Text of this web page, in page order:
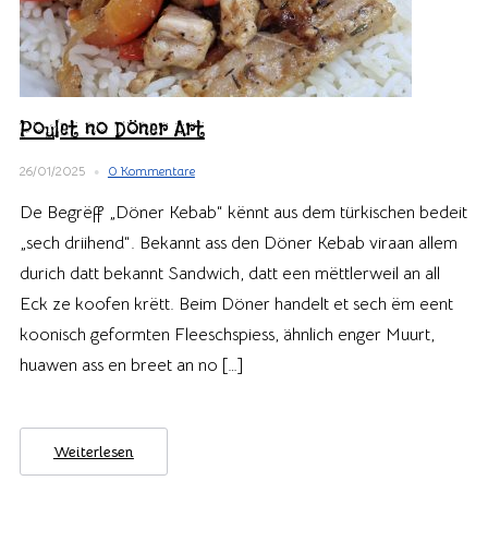
Poulet no Döner Art
26/01/2025 0 Kommentare
De Begrëff „Döner Kebab“ kënnt aus dem türkischen bedeit
„sech driihend“. Bekannt ass den Döner Kebab viraan allem
durich datt bekannt Sandwich, datt een mëttlerweil an all
Eck ze koofen krëtt. Beim Döner handelt et sech ëm eent
koonisch geformten Fleeschspiess, ähnlich enger Muurt,
huawen ass en breet an no […]
Weiterlesen